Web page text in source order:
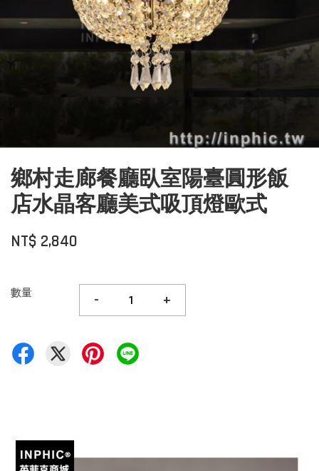
鄉村走廊餐廳臥室陽臺圓形飯
店水晶客廳美式吸頂燈歐式
NT$ 2,840
數量 - +